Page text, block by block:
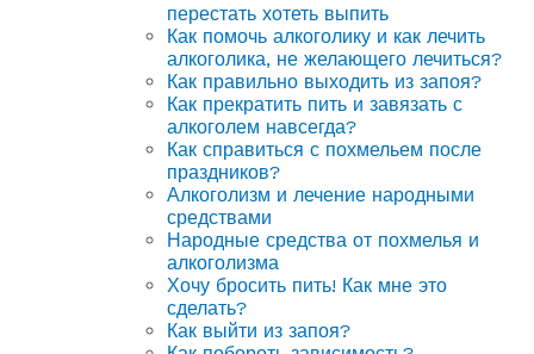
перестать хотеть выпить
Как помочь алкоголику и как лечить
алкоголика, не желающего лечиться?
Как правильно выходить из запоя?
Как прекратить пить и завязать с
алкоголем навсегда?
Как справиться с похмельем после
праздников?
Алкоголизм и лечение народными
средствами
Народные средства от похмелья и
алкоголизма
Хочу бросить пить! Как мне это
сделать?
Как выйти из запоя?